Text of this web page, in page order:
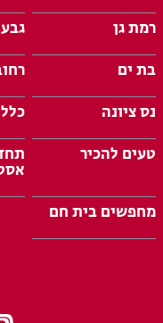
רמת גן
בת ים
נס ציונה
טעים להכיר
מחפשים בית חם